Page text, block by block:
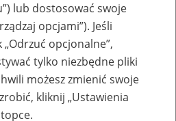
Aktywni 50+
lub dostosować swoje
opcjami”). Jeśli
opcjonalne”,
tylko niezbędne pliki
możesz zmienić swoje
kliknij „Ustawienia